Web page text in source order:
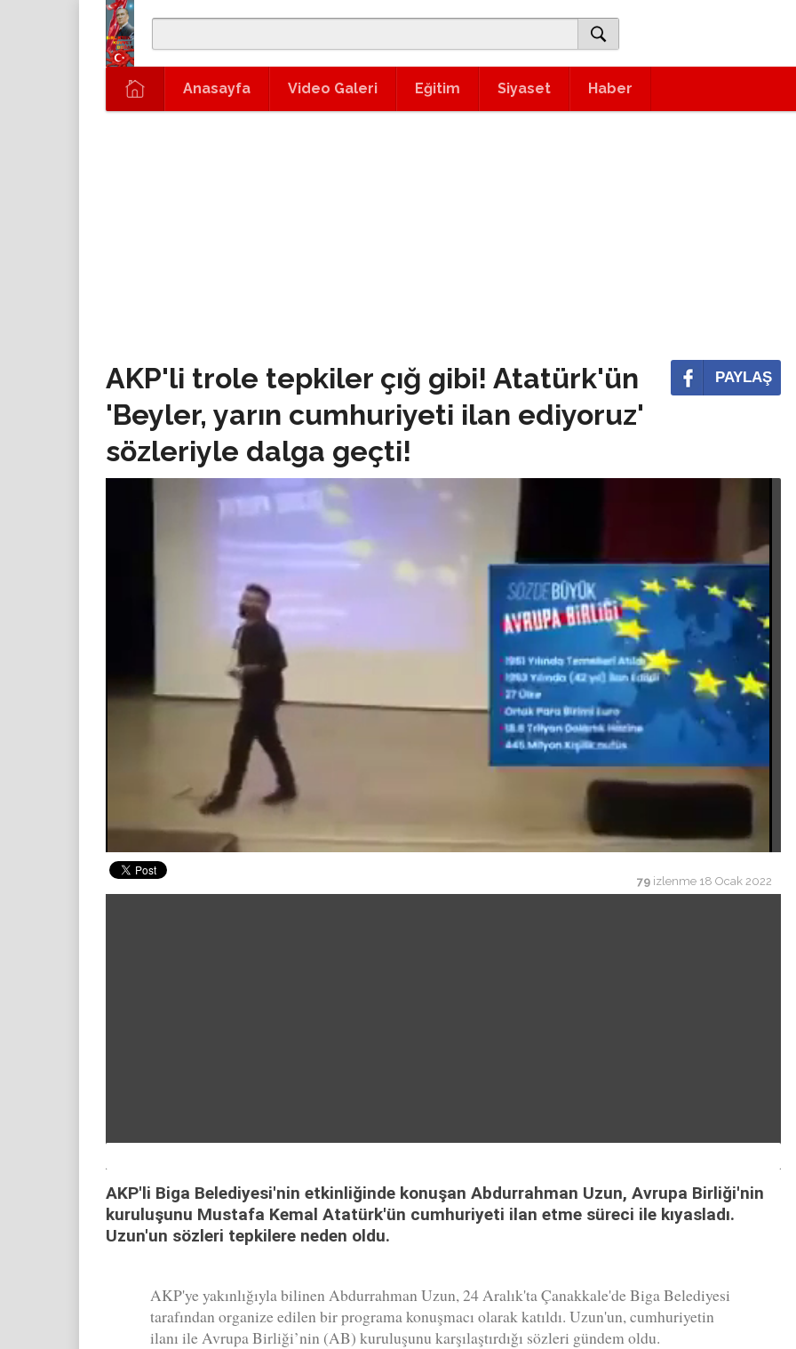
Anasayfa Video Galeri Eğitim Siyaset Haber
PAYLAŞ
AKP'li trole tepkiler çığ gibi! Atatürk'ün
'Beyler, yarın cumhuriyeti ilan ediyoruz'
sözleriyle dalga geçti!
00:20/ 00:58
79 izlenme 18 Ocak 2022
AKP'li Biga Belediyesi'nin etkinliğinde konuşan Abdurrahman Uzun, Avrupa Birliği'nin
kuruluşunu Mustafa Kemal Atatürk'ün cumhuriyeti ilan etme süreci ile kıyasladı.
Uzun'un sözleri tepkilere neden oldu.
AKP'ye yakınlığıyla bilinen Abdurrahman Uzun, 24 Aralık'ta Çanakkale'de Biga Belediyesi
tarafından organize edilen bir programa konuşmacı olarak katıldı. Uzun'un, cumhuriyetin
ilanı ile Avrupa Birliği’nin (AB) kuruluşunu karşılaştırdığı sözleri gündem oldu.